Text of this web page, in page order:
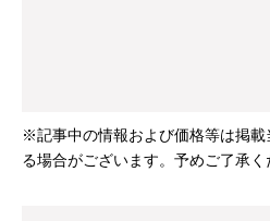
※記事中の情報および価格等は掲
る場合がございます。予めご了承く